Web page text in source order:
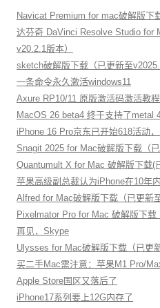
Navicat Premium for mac破解版下
达芬奇 DaVinci Resolve Studio for
v20.2.1版本）
sketch破解版下载（已更新至
一条命令永久激活windows11
Axure RP10/11 原版激活码激活教程
MacOS 26 beta4 终于支持了metal
iPhone 16 Pro京东已开始618活动
Snagit 2025 for Mac破解版下载（已
Quantumult X for Mac 破解版下载(
苹果高级副总裁认为iPhone在10年
Alfred for Mac破解版下载（已更新
Pixelmator Pro for Mac 破解版下载
再见，Skype
Ulysses for Mac破解版下载（已更
买二手Mac需注意：苹果M1 Pro/
Apple Store国区又落后了
iPhone17系列要上12G内存了